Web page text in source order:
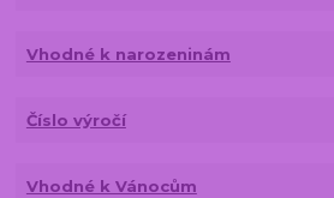
Vhodné k narozeninám
Číslo výročí
Vhodné k Vánocům